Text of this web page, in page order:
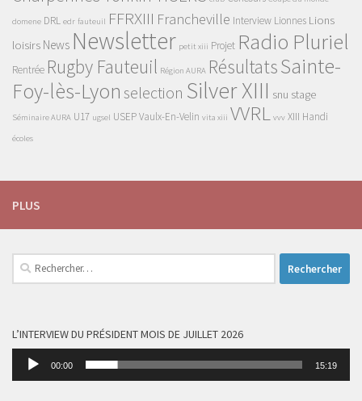
domene DRL edr fauteuil FFRXIII Francheville Interview Lionnes Lions
loisirs News Newsletter petit xiii Projet Radio Pluriel
Rentrée Rugby Fauteuil Région AURA RésultatsSainte-
Foy-lès-Lyon selection Silver XIII snu stage
Séminaire AURA U17 ugsel USEPVaulx-En-Velin vita xiii VVRL vvv XIII Handi
écoles
PLUS
Rechercher :
L’INTERVIEW DU PRÉSIDENT MOIS DE JUILLET 2026
Lecteur
00:00 15:19